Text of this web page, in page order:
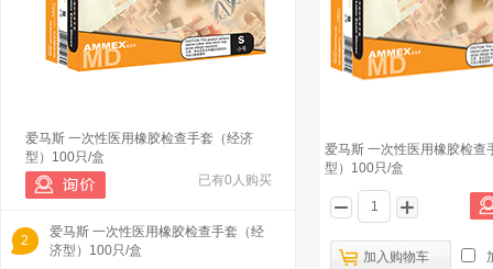
爱马斯 一次性医用橡胶检查手套（经济
型）100只/盒
已有0人购买
2
爱马斯 一次性医用橡胶检查手套（经
济型）100只/盒
爱马斯 一次性医用橡胶检查
型）100只/盒
加入购物车